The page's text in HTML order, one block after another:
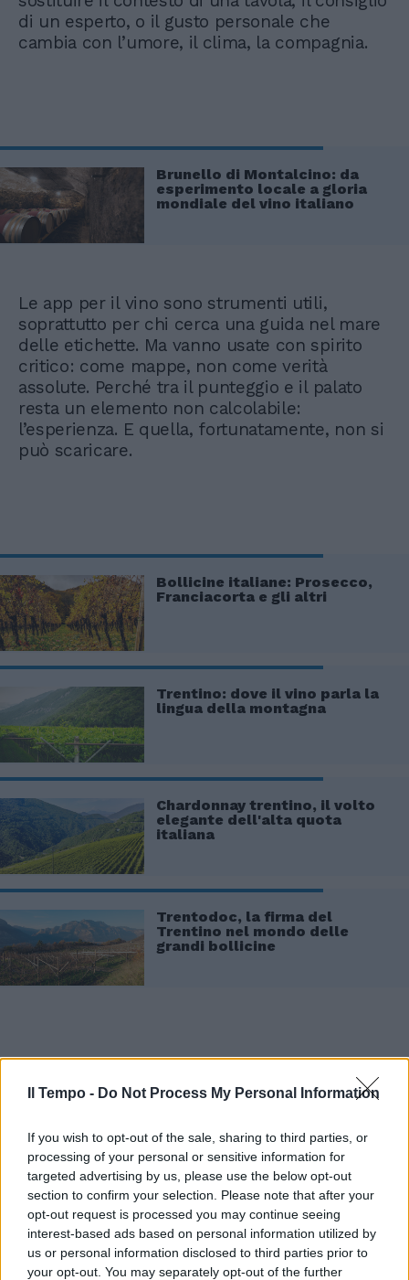
Il Tempo - Do Not Process My Personal Information
If you wish to opt-out of the sale, sharing to third parties, or
processing of your personal or sensitive information for
targeted advertising by us, please use the below opt-out
section to confirm your selection. Please note that after your
opt-out request is processed you may continue seeing
interest-based ads based on personal information utilized by
us or personal information disclosed to third parties prior to
your opt-out. You may separately opt-out of the further
di un esperto, o il gusto personale che
cambia con l’umore, il clima, la compagnia.
Brunello di Montalcino: da
esperimento locale a gloria
mondiale del vino italiano
Le app per il vino sono strumenti utili,
soprattutto per chi cerca una guida nel mare
delle etichette. Ma vanno usate con spirito
critico: come mappe, non come verità
assolute. Perché tra il punteggio e il palato
resta un elemento non calcolabile:
l’esperienza. E quella, fortunatamente, non si
può scaricare.
Bollicine italiane: Prosecco,
Franciacorta e gli altri
Trentino: dove il vino parla la
lingua della montagna
Chardonnay trentino, il volto
elegante dell'alta quota
italiana
Trentodoc, la firma del
Trentino nel mondo delle
grandi bollicine